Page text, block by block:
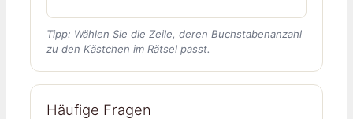
Tipp: Wählen Sie die Zeile, deren Buchstabenanzahl
zu den Kästchen im Rätsel passt.
Häufige Fragen